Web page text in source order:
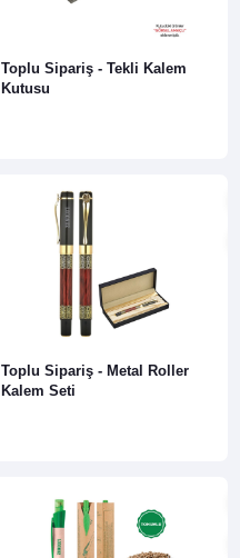
Toplu Sipariş - Tekli Kalem
Kutusu
Toplu Sipariş - Metal Roller
Kalem Seti